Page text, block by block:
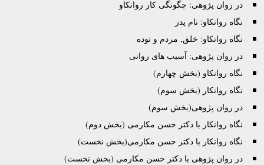
در روان پژوهی: چگونگی کار روانکاو
نگاه روانکاو: نام پدر
نگاه روانکاو: خلق, مردم و توده
در روان پژوهی: آسیب های روانی
نگاه روانکاو (بخش چهارم)
نگاه روانکار (بخش سوم)
در روان پژوهی(بخش سوم)
نگاه روانکار با دکتر حسن مکارمی (بخش دوم)
نگاه روانکار با دکتر حسن مکارمی(بخش نخست)
در روان پژوهی با دکتر حسن مکارمی (بخش نخست)